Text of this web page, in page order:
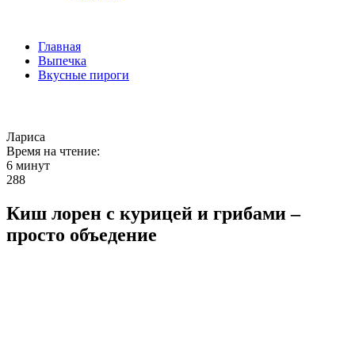
Главная
Выпечка
Вкусные пироги
Лариса
Время на чтение:
6 минут
288
Киш лорен с курицей и грибами –
просто объедение